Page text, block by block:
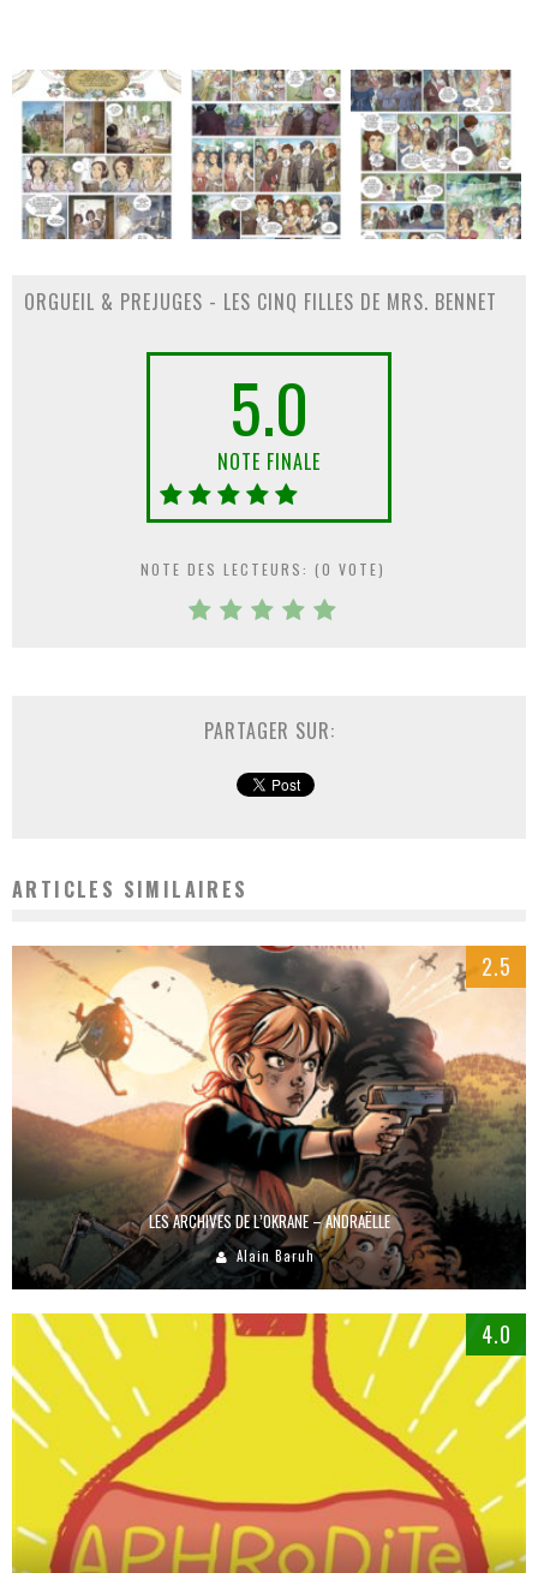
ORGUEIL & PREJUGES - LES CINQ FILLES DE MRS. BENNET
5.0
NOTE FINALE
NOTE DES LECTEURS: (0 VOTE)
PARTAGER SUR:
ARTICLES SIMILAIRES
2.5
LES ARCHIVES DE L’OKRANE – ANDRAËLLE
Alain Baruh
4.0